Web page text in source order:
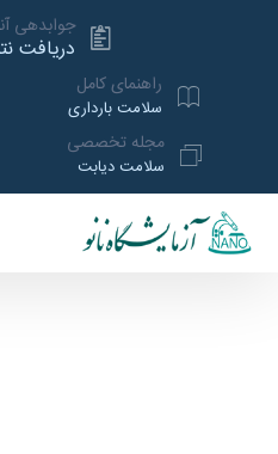
جوابدهی
دریافت
راهنمای کامل
سلامت بارداری
مجله تخصصی
سلامت دیابت